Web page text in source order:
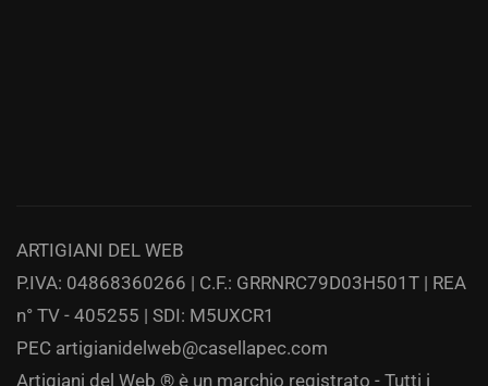
ARTIGIANI DEL WEB
P.IVA: 04868360266 | C.F.: GRRNRC79D03H501T | REA
n° TV - 405255 | SDI: M5UXCR1
PEC artigianidelweb@casellapec.com
Artigiani del Web ® è un marchio registrato - Tutti i